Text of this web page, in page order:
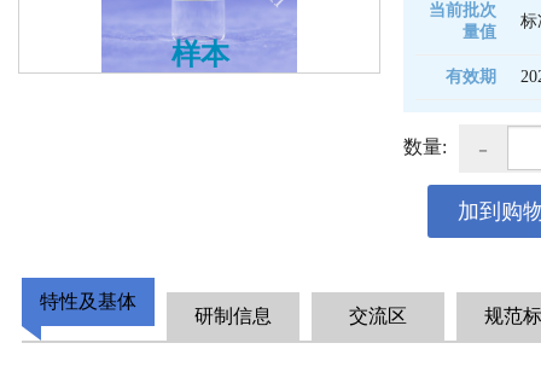
样本
当前批次
量值
标
有效期
数量: -
加到购
特性及基体
研制信息 交流区 规范